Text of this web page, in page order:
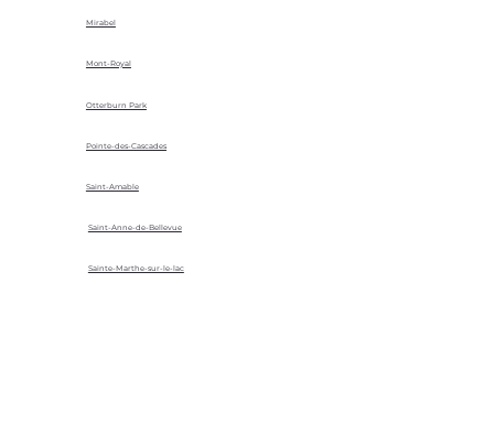
Mirabel
Mont-Royal
Otterburn Park
Pointe-des-Cascades
Saint-Amable
Saint-Anne-de-Bellevue
Sainte-Marthe-sur-le-lac